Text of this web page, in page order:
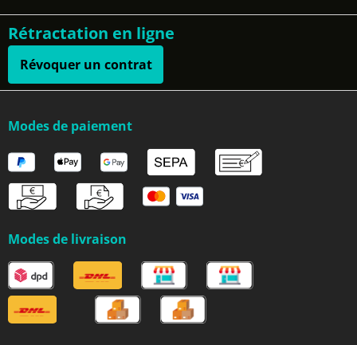
Rétractation en ligne
Révoquer un contrat
Modes de paiement
Modes de livraison